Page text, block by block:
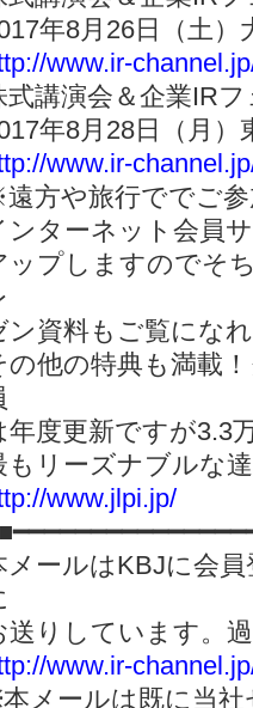
年8月26日（土
www.ir-
式講演会＆企業IR
年8月28日（月
www.ir-
方や旅行ででご
ンターネット会員
ップしますのでそ
ン資料もご覧にな
の他の特典も満載
年度更新ですが3.3
もリーズナブル
www.jlpi.jp/
メールはKBJに会
送りしています。
www.ir-
メールは既に当